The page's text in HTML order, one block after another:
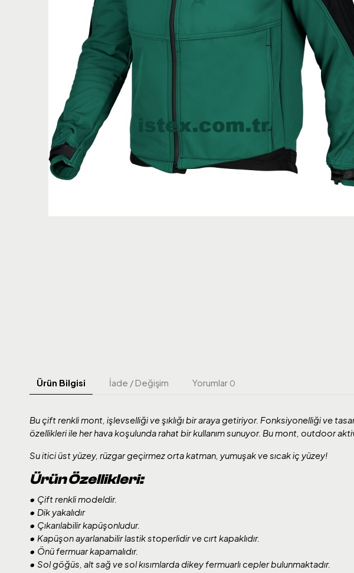
Ürün Bilgisi İade / Değişim Yorumlar 0
Bu çift renkli mont, işlevselliği ve şıklığı bir araya getiriyor. Fonksiyonelliği ve
özellikleri ile her hava koşulunda rahat bir kullanım sunuyor. Bu mont, outdoor
Su itici üst yüzey, rüzgar geçirmez orta katman, yumuşak ve sıcak iç yüzey!
Ürün Özellikleri:
• Çift renkli modeldir.
• Dik yakalıdır
• Çıkarılabilir kapüşonludur.
• Kapüşon ayarlanabilir lastik stoperlidir ve cırt kapaklıdır.
• Önü fermuar kapamalıdır.
• Sol göğüs, alt sağ ve sol kısımlarda dikey fermuarlı cepler bulunmaktadır.